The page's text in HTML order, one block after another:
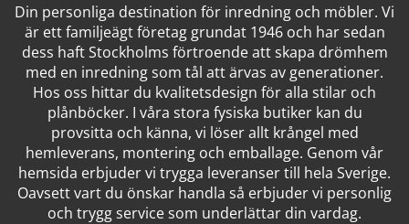
Din personliga destination för inredning och möbler. Vi
är ett familjeägt företag grundat 1946 och har sedan
dess haft Stockholms förtroende att skapa drömhem
med en inredning som tål att ärvas av generationer.
Hos oss hittar du kvalitetsdesign för alla stilar och
plånböcker. I våra stora fysiska butiker kan du
provsitta och känna, vi löser allt krångel med
hemleverans, montering och emballage. Genom vår
hemsida erbjuder vi trygga leveranser till hela Sverige.
Oavsett vart du önskar handla så erbjuder vi personlig
och trygg service som underlättar din vardag.